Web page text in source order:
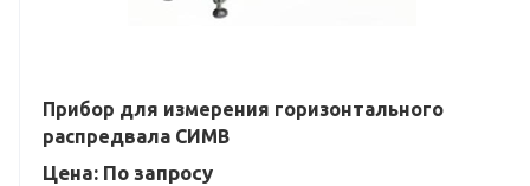
Прибор для измерения горизонтального
распредвала СИМВ
Цена: По запросу